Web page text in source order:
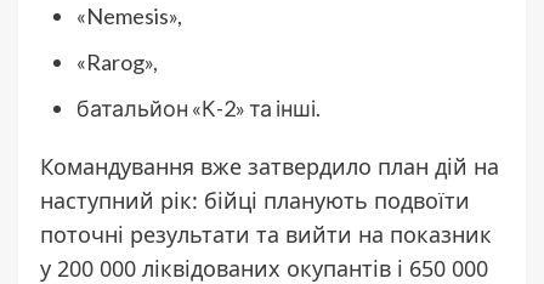
«Nemesis»,
«Rarog»,
батальйон «К-2» та інші.
Командування вже затвердило план дій на
наступний рік: бійці планують подвоїти
поточні результати та вийти на показник
у 200 000 ліквідованих окупантів і 650 000